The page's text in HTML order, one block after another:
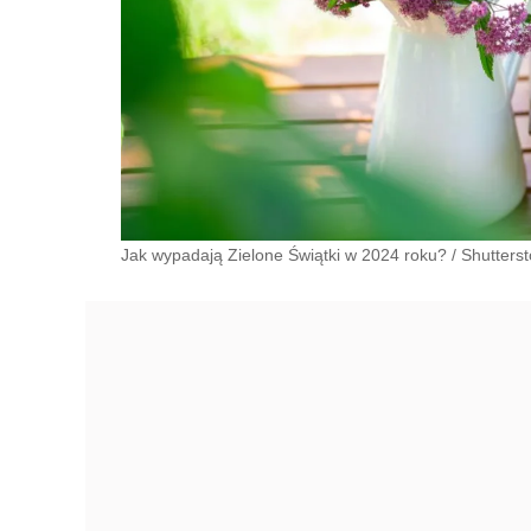
Jak wypadają Zielone Świątki w 2024 roku? /